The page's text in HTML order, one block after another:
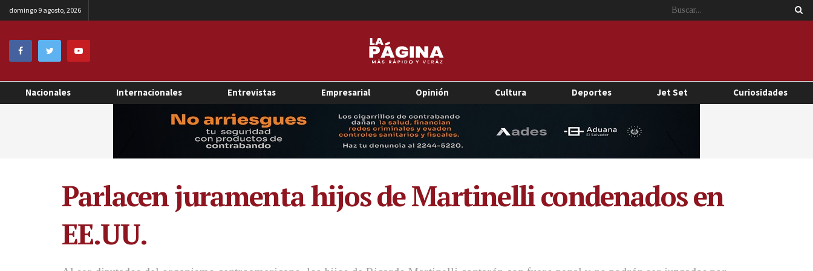
domingo 9 agosto, 2026
Nacionales Internacionales Entrevistas Empresarial Opinión Cultura Deportes Jet Set Curiosidades
Parlacen juramenta hijos de Martinelli condenados en
EE.UU.